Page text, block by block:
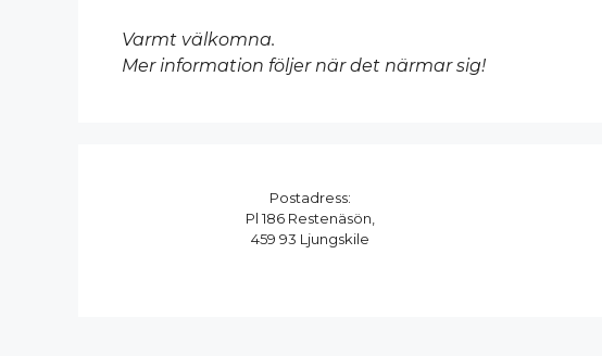
Varmt välkomna.
Mer information följer när det närmar sig!
Postadress:
Pl 186 Restenäsön,
459 93 Ljungskile